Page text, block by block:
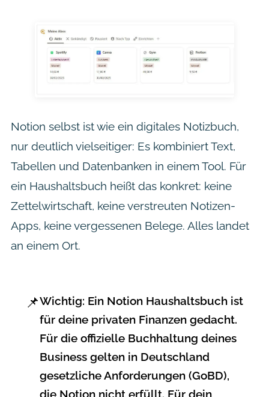
Notion selbst ist wie ein digitales Notizbuch,
nur deutlich vielseitiger: Es kombiniert Text,
Tabellen und Datenbanken in einem Tool. Für
ein Haushaltsbuch heißt das konkret: keine
Zettelwirtschaft, keine verstreuten Notizen-
Apps, keine vergessenen Belege. Alles landet
an einem Ort.
📌Wichtig: Ein Notion Haushaltsbuch ist
für deine privaten Finanzen gedacht.
Für die offizielle Buchhaltung deines
Business gelten in Deutschland
gesetzliche Anforderungen (GoBD),
die Notion nicht erfüllt. Für dein